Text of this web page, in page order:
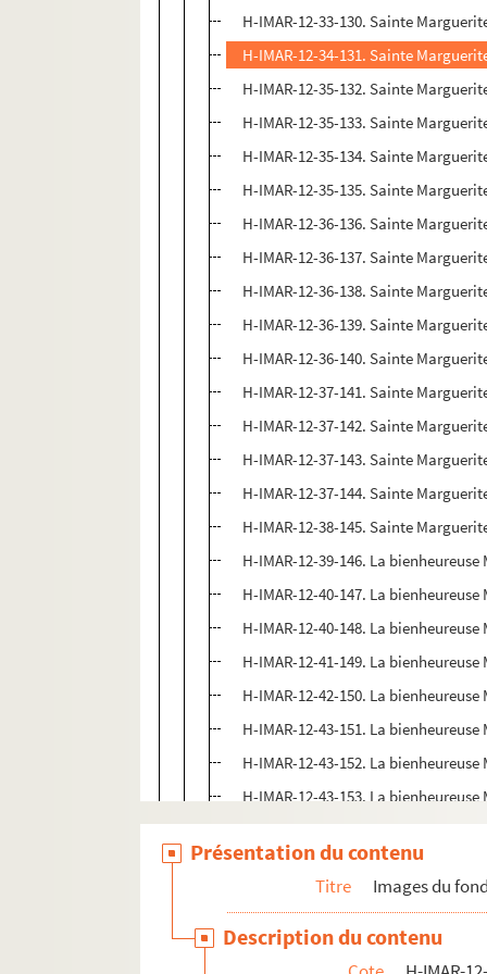
H-IMAR-12-33-130. Sainte
H-IMAR-12-34-131. Sainte
H-IMAR-12-35-132. Sainte
H-IMAR-12-35-133. Sainte
H-IMAR-12-35-134. Sainte
H-IMAR-12-35-135. Sainte
H-IMAR-12-36-136. Sainte
H-IMAR-12-36-137. Sainte
H-IMAR-12-36-138. Sainte
H-IMAR-12-36-139. Sainte
H-IMAR-12-36-140. Sainte
H-IMAR-12-37-141. Sainte
H-IMAR-12-37-142. Sainte
H-IMAR-12-37-143. Sainte
H-IMAR-12-37-144. Sainte
H-IMAR-12-38-145. Sainte
H-IMAR-12-39-146. La
H-IMAR-12-40-147. La
H-IMAR-12-40-148. La
H-IMAR-12-41-149. La
H-IMAR-12-42-150. La
H-IMAR-12-43-151. La
H-IMAR-12-43-152. La
H-IMAR-12-43-153. La
H-IMAR-12-44-154. La
H-IMAR-12-45-155. La
H-IMAR-12-45-156. La
H-IMAR-12-45-157. La
H-IMAR-12-45-158. La
Présentation du contenu
Titre Images du
Description du contenu